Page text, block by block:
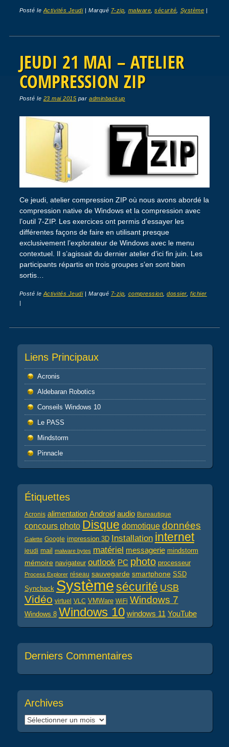
Posté leActivités Jeudi |Marqué 7-zip, malware,sécurité, Système
JEUDI 21 MAI – ATELIER
COMPRESSION ZIP
Posté le 23 mai 2015 paradminbackup
Ce jeudi, atelier compression ZIP où nous avons abordé la
compression native de Windows et la compression avec
l’outil 7-ZIP. Les exercices ont permis d’essayer les
différentes façons de faire en utilisant presque
exclusivement l’explorateur de Windows avec le menu
contextuel. Il s’agissait du dernier atelier d’ici fin juin. Les
participants répartis en trois groupes s’en sont bien
sortis…
Posté le Activités Jeudi |Marqué 7-zip compression ,dossier ,fichier
|
Post navigation
Liens Principaux
Acronis
Aldebaran Robotics
Conseils Windows 10
Le PASS
Mindstorm
Pinnacle
Étiquettes
Acronis alimentation Android audio Bureautique
concours photo Disque domotique données
Galette Google impression 3D Installation internet
jeudi mail malware bytes matériel messagerie mindstorm
mémoire navigateur outlook PC photo processeur
Process Explorer réseau sauvegarde smartphone SSD
Syncback Systèmesécurité USB
Vidéo virtuel VLC VMWare WiFi Windows 7
Windows 8 Windows 10 windows 11 YouTube
Derniers Commentaires
Archives
Archives